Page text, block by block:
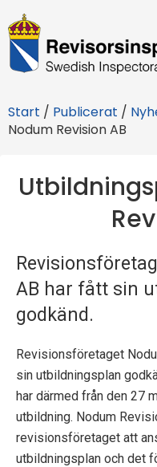
R
e
i
o
s
n
s
p
e
k
Start / Publicerat /
Nodum Revision AB
AB har fått sin
godkänd.
Revisionsföretaget
sin utbildningsplan
har därmed från den 27
utbildning. Nodum
revisionsföretaget att
utbildningsplan och det